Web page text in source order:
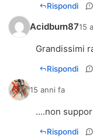
Rispondi
Acidburn8715
Grandissimi
Rispondi
15 anni fa
....non
Rispondi